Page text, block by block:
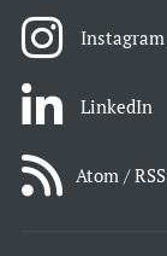
Instagram
LinkedIn
Atom / RSS